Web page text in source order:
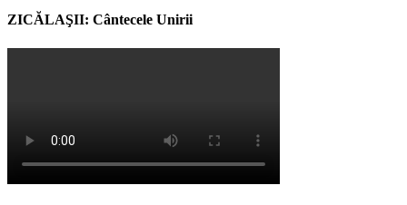
ZICĂLAŞII: Cântecele Unirii